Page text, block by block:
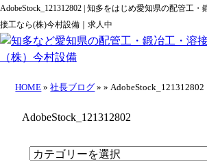
AdobeStock_121312802 | 知多をはじめ愛知県の配管工・
接工なら(株)今村設備｜求人中
HOME »社長ブログ » » AdobeStock_121312802
AdobeStock_121312802